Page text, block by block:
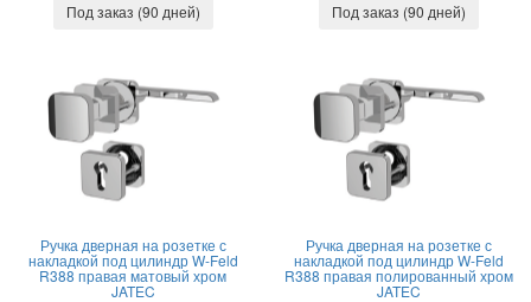
Под заказ (90 дней) Под заказ (90 дней)
Ручка дверная на розетке с
накладкой под цилиндр W-Feld
R388 правая матовый хром
JATEC
Ручка дверная на розетке с
накладкой под цилиндр W-Feld
R388 правая полированный хром
JATEC